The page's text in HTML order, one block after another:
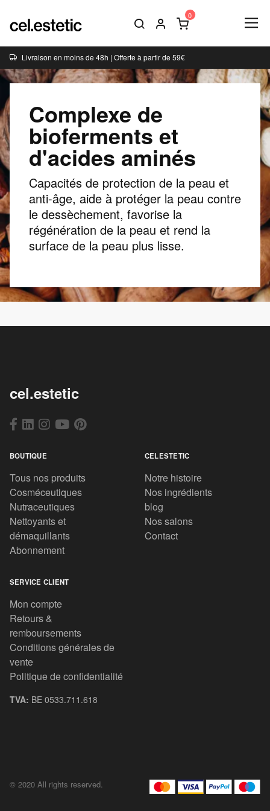
Livraison en moins de 48h | Offerte à partir de 59€
Complexe de
bioferments et
d'acides aminés
Capacités de protection de la peau et
anti-âge, aide à protéger la peau contre
le dessèchement, favorise la
régénération de la peau et rend la
surface de la peau plus lisse.
cel.estetic
BOUTIQUE
Tous nos produits
Cosméceutiques
Nutraceutiques
Nettoyants et
démaquillants
Abonnement
CELESTETIC
Notre histoire
Nos ingrédients
blog
Nos salons
Contact
SERVICE CLIENT
Mon compte
Retours &
remboursements
Conditions générales de
vente
Politique de confidentialité
TVA: BE 0533.711.618
© 2020 All rights reserved.